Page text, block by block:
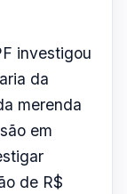
investigou
da
merenda
em
de R$